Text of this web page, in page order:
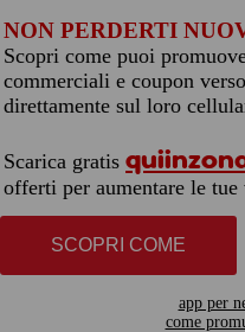
NON PERDERTI
Scopri come puoi
commerciali e coupon
direttamente sul loro
Scarica gratis
offerti per aumentare le
SCOPRI COME
app per
come